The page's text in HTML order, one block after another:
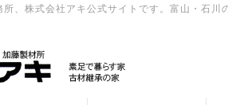
、株式会社アキ公式サイトです。富山・石